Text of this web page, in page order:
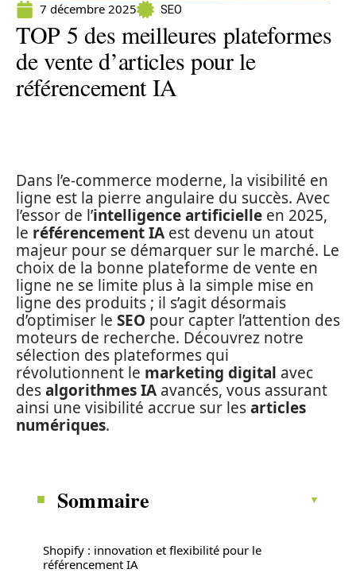
7 décembre 2025 SEO
TOP 5 des meilleures plateformes
de vente d’articles pour le
référencement IA
Dans l’e-commerce moderne, la visibilité en
ligne est la pierre angulaire du succès. Avec
l’essor de l’intelligence artificielle en 2025,
le référencement IA est devenu un atout
majeur pour se démarquer sur le marché. Le
choix de la bonne plateforme de vente en
ligne ne se limite plus à la simple mise en
ligne des produits ; il s’agit désormais
d’optimiser le SEO pour capter l’attention des
moteurs de recherche. Découvrez notre
sélection des plateformes qui
révolutionnent le marketing digital avec
desalgorithmes IA avancés, vous assurant
ainsi une visibilité accrue sur lesarticles
numériques.
Sommaire
Shopify : innovation et flexibilité pour le
référencement IA